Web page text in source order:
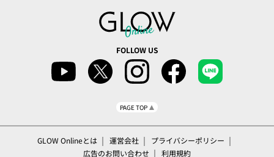
FOLLOW US
PAGE TOP
GLOW Onlineとは 運営会社
プライバシーポリシー
広告のお問い合わせ
利用規約